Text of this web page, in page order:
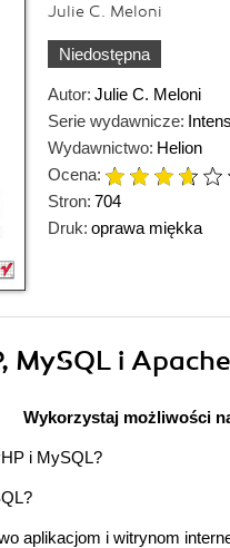
Julie C. Meloni
Niedostępna
Autor: Julie C. Meloni
Serie wydawnicze:
Wydawnictwo: Helion
Ocena:
Stron: 704
Druk: oprawa miękka
MySQL i
Wykorzystaj możliwości
i MySQL?
aplikacjom i witrynom